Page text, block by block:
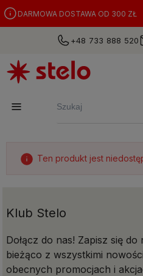
DARMOWA DOSTAWA OD 300 ZŁ
+48 733 888 520
Ten produkt jest
Klub Stelo
Dołącz do nas! Zapisz się
bieżąco z wszystkimi
obecnych promocjach i